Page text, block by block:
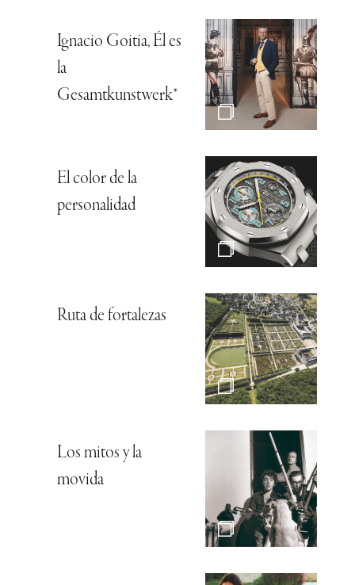
Ignacio Goitia, Él es
la
Gesamtkunstwerk*
El color de la
personalidad
Ruta de fortalezas
Los mitos y la
movida